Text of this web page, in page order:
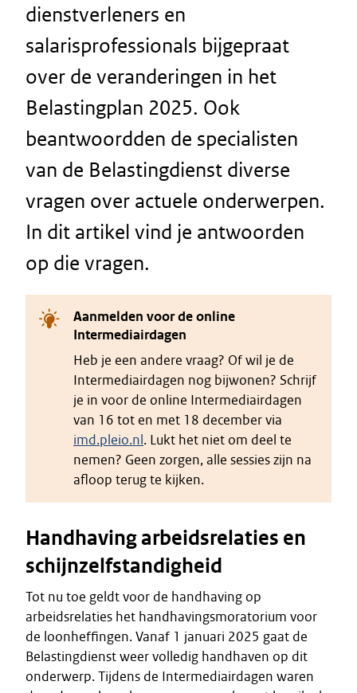
dienstverleners en
salarisprofessionals bijgepraat
over de veranderingen in het
Belastingplan 2025. Ook
beantwoordden de specialisten
van de Belastingdienst diverse
vragen over actuele onderwerpen.
In dit artikel vind je antwoorden
op die vragen.
Aanmelden voor de online
Intermediairdagen
Heb je een andere vraag? Of wil je de
Intermediairdagen nog bijwonen? Schrijf
je in voor de online Intermediairdagen
van 16 tot en met 18 december via
imd.pleio.nl . Lukt het niet om deel te
nemen? Geen zorgen, alle sessies zijn na
afloop terug te kijken.
Handhaving arbeidsrelaties en
schijnzelfstandigheid
Tot nu toe geldt voor de handhaving op
arbeidsrelaties het handhavingsmoratorium voor
de loonheffingen. Vanaf 1 januari 2025 gaat de
Belastingdienst weer volledig handhaven op dit
onderwerp. Tijdens de Intermediairdagen waren